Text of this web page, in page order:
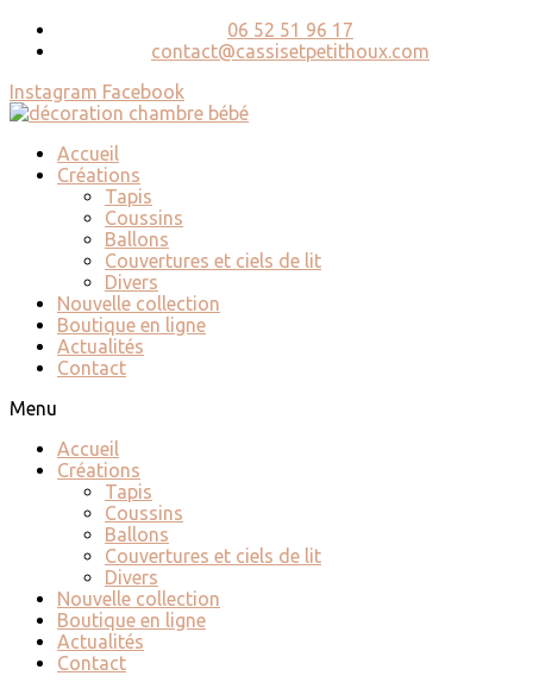
06 52 51 96 17
contact@cassisetpetithoux.com
Instagram Facebook
Accueil
Créations
Tapis
Coussins
Ballons
Couvertures et ciels de lit
Divers
Nouvelle collection
Boutique en ligne
Actualités
Contact
Menu
Accueil
Créations
Tapis
Coussins
Ballons
Couvertures et ciels de lit
Divers
Nouvelle collection
Boutique en ligne
Actualités
Contact